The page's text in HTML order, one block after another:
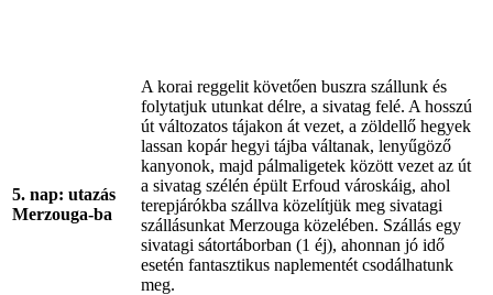
5. nap: utazás
Merzouga-ba
A korai reggelit követően buszra szállunk és
folytatjuk utunkat délre, a sivatag felé. A hosszú
út változatos tájakon át vezet, a zöldellő hegyek
lassan kopár hegyi tájba váltanak, lenyűgöző
kanyonok, majd pálmaligetek között vezet az út
a sivatag szélén épült Erfoud városkáig, ahol
terepjárókba szállva közelítjük meg sivatagi
szállásunkat Merzouga közelében. Szállás egy
sivatagi sátortáborban (1 éj), ahonnan jó idő
esetén fantasztikus naplementét csodálhatunk
meg.